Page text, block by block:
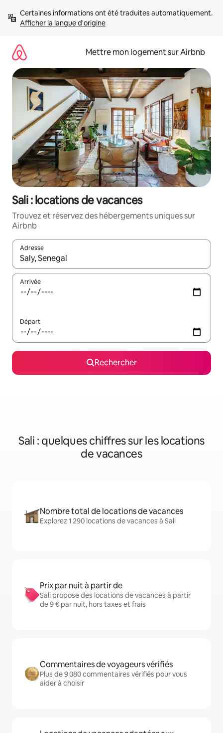
directement
Afficher la langue d'origine
Mettre mon logement sur Airbnb
Sali : locations de vacances
Trouvez et réservez des hébergements uniques sur
Airbnb
Adresse
Lorsque les résultats s'affichent, utilisez les flèches vers le
Arrivée
Départ
Rechercher
Sali : quelques chiffres sur les locations
de vacances
Nombre total de locations de vacances
Explorez 1 290 locations de vacances à Sali
Prix par nuit à partir de
Sali propose des locations de vacances à partir
de 9 € par nuit, hors taxes et frais
Commentaires de voyageurs vérifiés
Plus de 9 080 commentaires vérifiés pour vous
aider à choisir